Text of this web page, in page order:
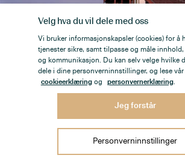
Særs delikat og påkostet
Velg hva du vil dele med oss
Vi bruker informasjonskapsler (cookies) for å
tjenester sikre, samt tilpasse og måle
og kommunikasjon. Du kan selv velge hvilke
dele i dine personverninnstillinger, og lese vår
cookieerklæringog personvernerklæring.
Jeg forstår
Personverninnstillinger